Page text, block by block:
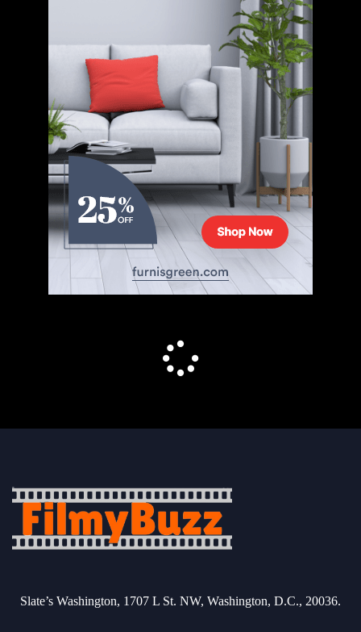
Slate’s Washington, 1707 L St. NW, Washington, D.C., 20036.